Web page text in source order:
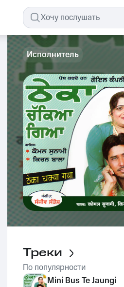
Исполнитель
Треки
По популярности
Mini Bus Te Jaungi